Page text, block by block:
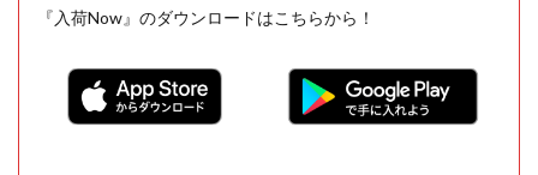
『入荷Now』のダウンロードはこちらから！